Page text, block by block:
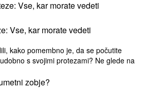
Vse, kar morate vedeti
kako pomembno je, da se počutite
s svojimi protezami? Ne glede na